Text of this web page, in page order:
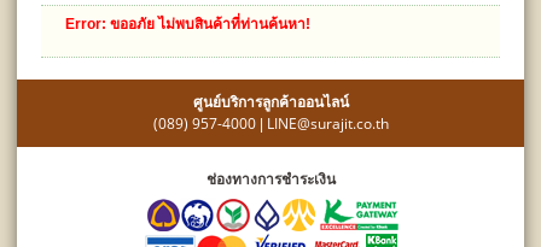
Error: ขออภัย ไม่พบสินค้าที่ท่านค้นหา!
ศูนย์บริการลูกค้าออนไลน์
(089) 957-4000| LINE@surajit.co.th
ช่องทางการชำระเงิน